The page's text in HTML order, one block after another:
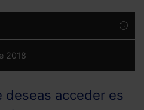
2018
deseas acceder es